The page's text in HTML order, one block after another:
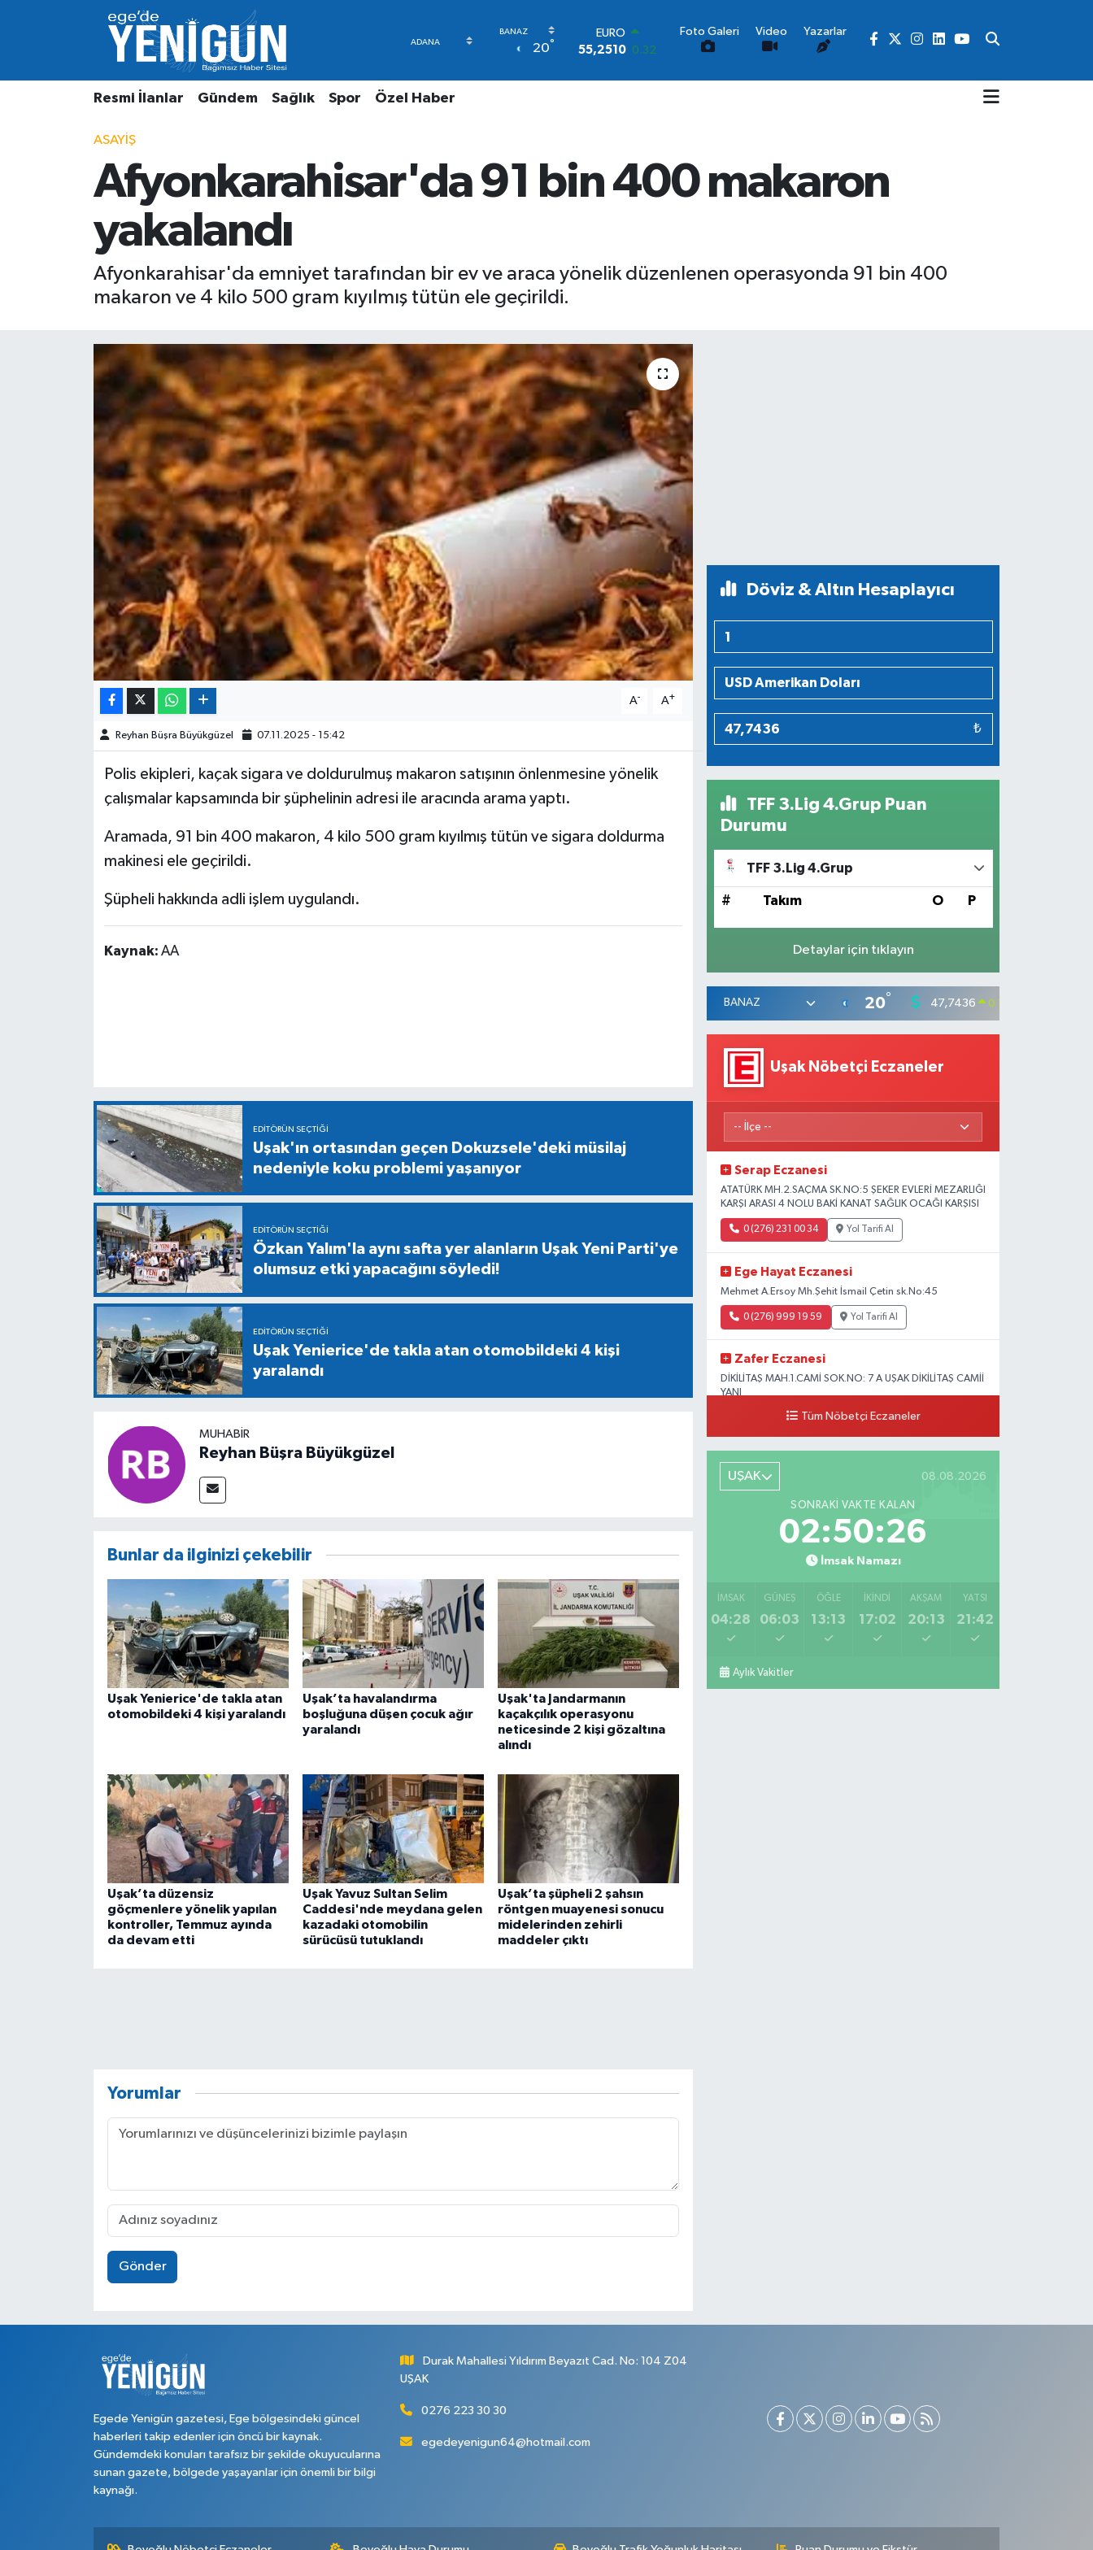
20°
STERLİN
64,4811 0.38
6660.55 0.03
DOLAR
47,7436
0.18
Foto Galeri Video Yazarlar
Resmi İlanlar Gündem Sağlık Spor Özel Haber
ASAYIŞ
Afyonkarahisar'da 91 bin 400 makaron
yakalandı
Afyonkarahisar'da emniyet tarafından bir ev ve araca yönelik düzenlenen operasyonda 91 bin 400
makaron ve 4 kilo 500 gram kıyılmış tütün ele geçirildi.
A- A+
Reyhan Büşra Büyükgüzel 07.11.2025 - 15:42
Polis ekipleri, kaçak sigara ve doldurulmuş makaron satışının önlenmesine yönelik
çalışmalar kapsamında bir şüphelinin adresi ile aracında arama yaptı.
Aramada, 91 bin 400 makaron, 4 kilo 500 gram kıyılmış tütün ve sigara doldurma
makinesi ele geçirildi.
Şüpheli hakkında adli işlem uygulandı.
Kaynak: AA
EDITÖRÜN SEÇTIĞI
Uşak'ın ortasından geçen Dokuzsele'deki müsilaj
nedeniyle koku problemi yaşanıyor
EDITÖRÜN SEÇTIĞI
Özkan Yalım'la aynı safta yer alanların Uşak Yeni Parti'ye
olumsuz etki yapacağını söyledi!
EDITÖRÜN SEÇTIĞI
Uşak Yenierice'de takla atan otomobildeki 4 kişi
yaralandı
MUHABIR
Reyhan Büşra Büyükgüzel
Bunlar da ilginizi çekebilir
Uşak Yenierice'de takla atan
otomobildeki 4 kişi yaralandı
Uşak’ta havalandırma
boşluğuna düşen çocuk ağır
yaralandı
Uşak'ta Jandarmanın
kaçakçılık operasyonu
neticesinde 2 kişi gözaltına
alındı
Uşak’ta düzensiz
göçmenlere yönelik yapılan
kontroller, Temmuz ayında
da devam etti
Uşak Yavuz Sultan Selim
Caddesi'nde meydana gelen
kazadaki otomobilin
sürücüsü tutuklandı
Uşak’ta şüpheli 2 şahsın
röntgen muayenesi sonucu
midelerinden zehirli
maddeler çıktı
Yorumlar
Gönder
Döviz & Altın Hesaplayıcı
₺
TFF 3.Lig 4.Grup Puan
Durumu
TFF 3.Lig 4.Grup
# Takım O P
Detaylar için tıklayın
20° 47,7436 0.18
Uşak Nöbetçi Eczaneler
Serap Eczanesi
ATATÜRK MH.2.SAÇMA SK.NO:5 ŞEKER EVLERİ MEZARLIĞI
KARŞI ARASI 4 NOLU BAKİ KANAT SAĞLIK OCAĞI KARŞISI
0 (276) 231 00 34 Yol Tarifi Al
Ege Hayat Eczanesi
Mehmet A.Ersoy Mh.Şehit İsmail Çetin sk.No:45
0 (276) 999 19 59 Yol Tarifi Al
Zafer Eczanesi
DİKİLİTAŞ MAH.1.CAMİ SOK.NO: 7 A UŞAK DİKİLİTAŞ CAMİİ
YANI
0 (276) 223 12 53 Yol Tarifi Al
Tüm Nöbetçi Eczaneler
UŞAK 08.08.2026
SONRAKI VAKTE KALAN
02:50:25
İmsak Namazı
İMSAK
04:28
GÜNEŞ
06:03
ÖĞLE
13:13
İKINDI
17:02
AKŞAM
20:13
YATSI
21:42
Aylık Vakitler
Egede Yenigün gazetesi, Ege bölgesindeki güncel
haberleri takip edenler için öncü bir kaynak.
Gündemdeki konuları tarafsız bir şekilde okuyucularına
sunan gazete, bölgede yaşayanlar için önemli bir bilgi
kaynağı.
Durak Mahallesi Yıldırım Beyazıt Cad. No: 104 Z04
UŞAK
0276 223 30 30
egedeyenigun64@hotmail.com
Resmi İlanlar
Gündem
Özel Haber
Beyoğlu Nöbetçi Eczaneler
Beyoğlu Hava Durumu
Beyoğlu Trafik Yoğunluk Haritası
Süper Lig Puan Durumu ve Fikstür
Tüm Manşetler
Son Dakika Haberleri